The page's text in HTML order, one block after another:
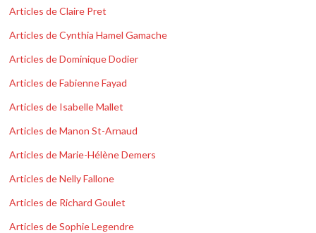
Articles de Claire Pret
Articles de Cynthia Hamel Gamache
Articles de Dominique Dodier
Articles de Fabienne Fayad
Articles de Isabelle Mallet
Articles de Manon St-Arnaud
Articles de Marie-Hélène Demers
Articles de Nelly Fallone
Articles de Richard Goulet
Articles de Sophie Legendre